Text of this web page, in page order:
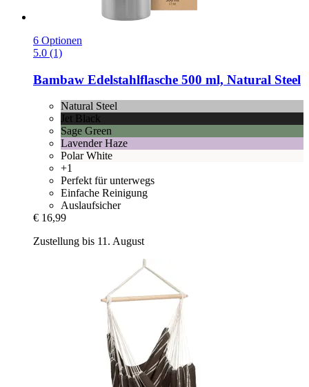
6 Optionen
5.0 (1)
Bambaw Edelstahlflasche 500 ml, Natural Steel
Natural Steel
Jet Black
Sage Green
Lavender Haze
Polar White
+1
Perfekt für unterwegs
Einfache Reinigung
Auslaufsicher
€ 16,99
Zustellung bis 11. August